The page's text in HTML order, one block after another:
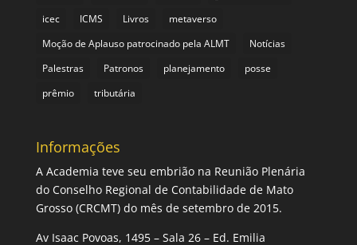
icec
ICMS Livros
metaverso
Moção de Aplauso patrocinado pela ALMT
Notícias
Palestras
Patronos planejamento
posse
prêmio
tributária
Informações
A Academia teve seu embrião na Reunião Plenária
do Conselho Regional de Contabilidade de Mato
Grosso (CRCMT) do mês de setembro de 2015.
Av Isaac Povoas, 1495 – Sala 26 – Ed. Emilia